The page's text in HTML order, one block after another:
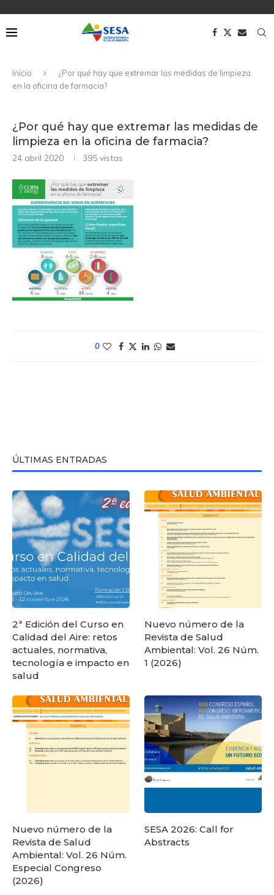
Inicio
¿Por qué hay que extremar las medidas de limpieza
en la oficina de farmacia?
¿Por qué hay que extremar las medidas de
limpieza en la oficina de farmacia?
24 abril 2020 395 vistas
0
ÚLTIMAS ENTRADAS
2ª Edición del Curso en
Calidad del Aire: retos
actuales, normativa,
tecnología e impacto en
salud
Nuevo número de la
Revista de Salud
Ambiental: Vol. 26 Núm.
1 (2026)
Nuevo número de la
Revista de Salud
Ambiental: Vol. 26 Núm.
Especial Congreso
(2026)
SESA 2026: Call for
Abstracts